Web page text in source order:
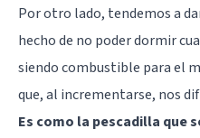
Por otro lado, tendemos a
hecho de no poder dormir
siendo combustible para el
que, al incrementarse, nos
Es como la pescadilla que